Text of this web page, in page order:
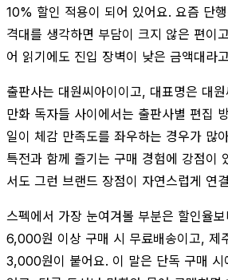
10% 할인 적용이 되어 있어요. 요즘 단
격대를 생각하면 부담이 크지 않은 편이
어 읽기에도 진입 장벽이 낮은 금액대라
출판사는 대원씨아이이고, 대표명은 대
만화 독자들 사이에서는 출판사별 편집
일이 체감 만족도를 좌우하는 경우가 많
특전과 함께 즐기는 구매 경험에 강점이
서도 그런 브랜드 장점이 자연스럽게 연
스펙에서 가장 눈여겨볼 부분은 할인율
6,000원 이상 구매 시 무료배송이고, 제
3,000원이 붙어요. 이 말은 단독 구매 시